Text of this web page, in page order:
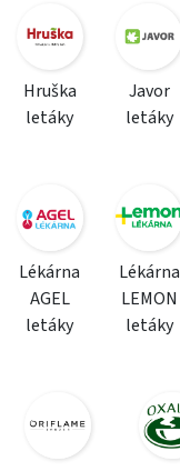
Hruška
letáky
Javor
letáky
Lékárna
AGEL
letáky
Lékárna
LEMON
letáky